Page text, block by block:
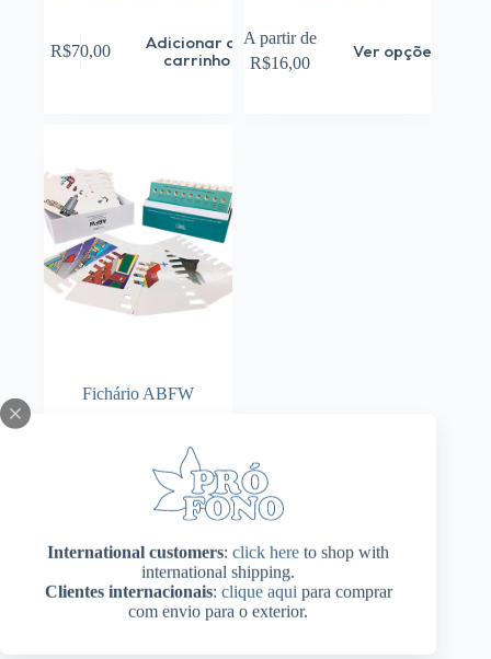
International customers: click here to shop with
international shipping.
Clientes internacionais: clique aqui para comprar
com envio para o exterior.
R$70,00
Adicionar ao
carrinho
A partir de
R$16,00
Ver opções
Este
produto
tem
ser
escolhidas
na
do
produto
Fichário ABFW
Adicionar ao
carrinho